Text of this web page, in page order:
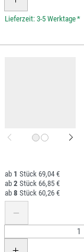
*
1
69,04 €
2
66,85 €
8
60,26 €